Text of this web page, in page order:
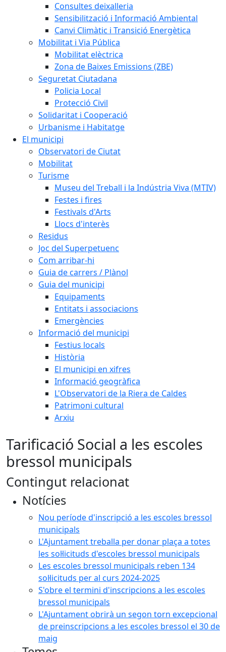
Consultes deixalleria
Sensibilització i Informació Ambiental
Canvi Climàtic i Transició Energètica
Mobilitat i Via Pública
Mobilitat elèctrica
Zona de Baixes Emissions (ZBE)
Seguretat Ciutadana
Policia Local
Protecció Civil
Solidaritat i Cooperació
Urbanisme i Habitatge
El municipi
Observatori de Ciutat
Mobilitat
Turisme
Museu del Treball i la Indústria Viva (MTIV)
Festes i fires
Festivals d'Arts
Llocs d'interès
Residus
Joc del Superpetuenc
Com arribar-hi
Guia de carrers / Plànol
Guia del municipi
Equipaments
Entitats i associacions
Emergències
Informació del municipi
Festius locals
Història
El municipi en xifres
Informació geogràfica
L'Observatori de la Riera de Caldes
Patrimoni cultural
Arxiu
Tarificació Social a les escoles
bressol municipals
Contingut relacionat
Notícies
Nou període d'inscripció a les escoles bressol
municipals
L'Ajuntament treballa per donar plaça a totes
les sol·licituds d'escoles bressol municipals
Les escoles bressol municipals reben 134
sol·licituds per al curs 2024-2025
S'obre el termini d'inscripcions a les escoles
bressol municipals
L'Ajuntament obrirà un segon torn excepcional
de preinscripcions a les escoles bressol el 30 de
maig